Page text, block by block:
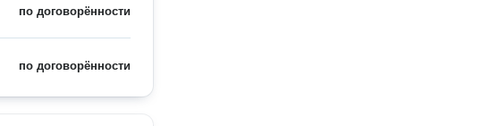
по договорённости
по договорённости